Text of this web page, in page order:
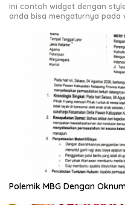
Ini contoh widget dengan
anda bisa mengaturnya pada
Polemik MBG Dengan